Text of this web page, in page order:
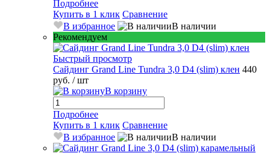
Подробнее
Купить в 1 клик Сравнение
В избранное
В наличии
Рекомендуем
Быстрый просмотр
Сайдинг Grand Line Tundra 3,0 D4 (slim) клен 440
руб. / шт
В корзину
Подробнее
Купить в 1 клик Сравнение
В избранное
В наличии